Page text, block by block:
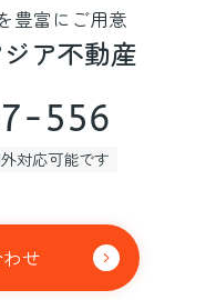
豊富にご用意
ア不動産
556
対応可能です
せ